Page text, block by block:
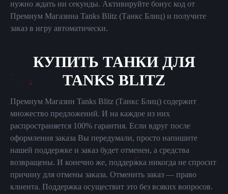
нужно ждать ни секунды. Активируйте бонус код от
Премиум Магазина Tanks Blitz (Танкс Блиц) и получите
заказ в игру автоматически.
КУПИТЬ ТАНКИ ДЛЯ
TANKS BLITZ
Премиум Магазин Tanks Blitz (Танкс Блиц) содержит
множество предложений. И на каждое из них
распространяется 100% гарантия. Если вдруг после
оформления заказа Вы передумали, просто напишите
нашей поддержке и заказ будет отменен, а средства
возвращены. И конечно же, поддержка никогда не спросит
причину для отмены заказа. Отменить заказ — право
клиента. Поддержка осуществит это без всяких вопросов.